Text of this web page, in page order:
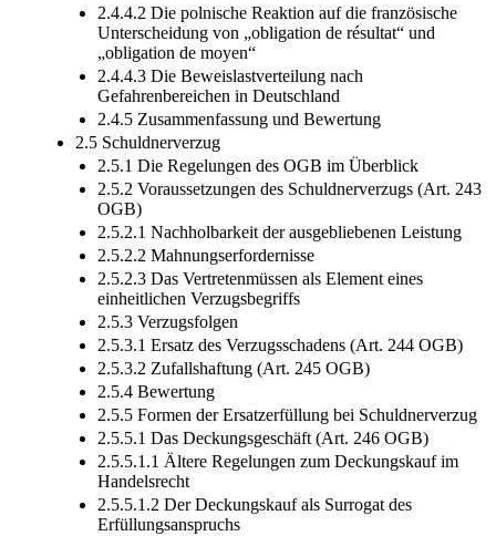
2.4.4.2 Die polnische Reaktion auf die französische
Unterscheidung von „obligation de résultat“ und
„obligation de moyen“
2.4.4.3 Die Beweislastverteilung nach
Gefahrenbereichen in Deutschland
2.4.5 Zusammenfassung und Bewertung
2.5 Schuldnerverzug
2.5.1 Die Regelungen des OGB im Überblick
2.5.2 Voraussetzungen des Schuldnerverzugs (Art. 243
OGB)
2.5.2.1 Nachholbarkeit der ausgebliebenen Leistung
2.5.2.2 Mahnungserfordernisse
2.5.2.3 Das Vertretenmüssen als Element eines
einheitlichen Verzugsbegriffs
2.5.3 Verzugsfolgen
2.5.3.1 Ersatz des Verzugsschadens (Art. 244 OGB)
2.5.3.2 Zufallshaftung (Art. 245 OGB)
2.5.4 Bewertung
2.5.5 Formen der Ersatzerfüllung bei Schuldnerverzug
2.5.5.1 Das Deckungsgeschäft (Art. 246 OGB)
2.5.5.1.1 Ältere Regelungen zum Deckungskauf im
Handelsrecht
2.5.5.1.2 Der Deckungskauf als Surrogat des
Erfüllungsanspruchs